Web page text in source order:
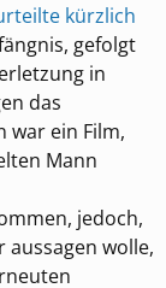
kürzlich
gefolgt
in
das
war ein Film,
Mann
jedoch,
aussagen wolle,